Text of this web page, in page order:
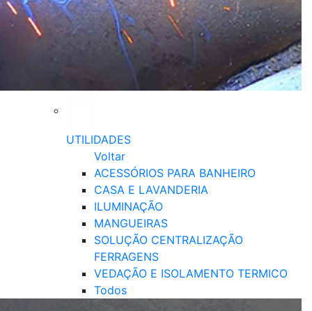
UTILIDADES
Voltar
ACESSÓRIOS PARA BANHEIRO
CASA E LAVANDERIA
ILUMINAÇÃO
MANGUEIRAS
SOLUÇÃO CENTRALIZAÇÃO
FERRAGENS
VEDAÇÃO E ISOLAMENTO TERMICO
Todos